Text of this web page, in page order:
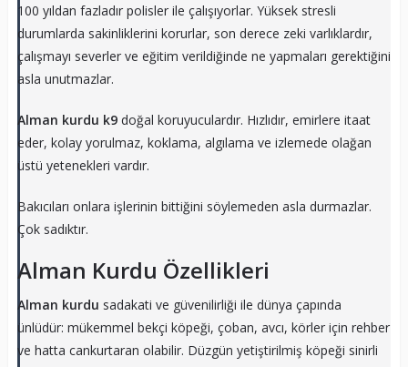
100 yıldan fazladır polisler ile çalışıyorlar. Yüksek stresli
durumlarda sakinliklerini korurlar, son derece zeki varlıklardır,
çalışmayı severler ve eğitim verildiğinde ne yapmaları gerektiğini
asla unutmazlar.
Alman kurdu k9 doğal koruyuculardır. Hızlıdır, emirlere itaat
eder, kolay yorulmaz, koklama, algılama ve izlemede olağan
üstü yetenekleri vardır.
Bakıcıları onlara işlerinin bittiğini söylemeden asla durmazlar.
Çok sadıktır.
Alman Kurdu Özellikleri
Alman kurdu sadakati ve güvenilirliği ile dünya çapında
ünlüdür: mükemmel bekçi köpeği, çoban, avcı, körler için rehber
ve hatta cankurtaran olabilir. Düzgün yetiştirilmiş köpeği sinirli